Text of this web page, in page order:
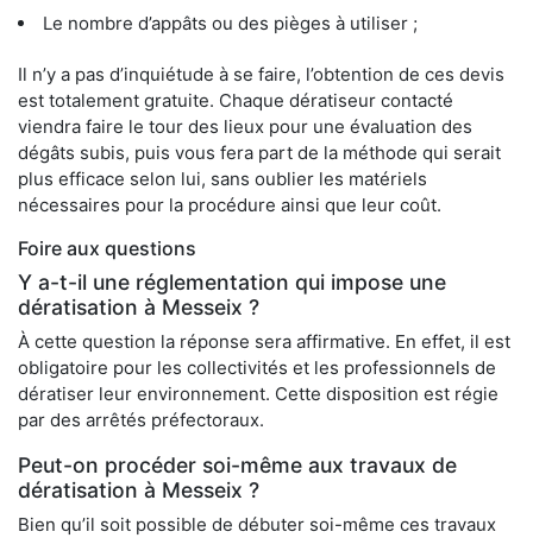
Le nombre d’appâts ou des pièges à utiliser ;
Il n’y a pas d’inquiétude à se faire, l’obtention de ces devis
est totalement gratuite. Chaque dératiseur contacté
viendra faire le tour des lieux pour une évaluation des
dégâts subis, puis vous fera part de la méthode qui serait
plus efficace selon lui, sans oublier les matériels
nécessaires pour la procédure ainsi que leur coût.
Foire aux questions
Y a-t-il une réglementation qui impose une
dératisation à Messeix ?
À cette question la réponse sera affirmative. En effet, il est
obligatoire pour les collectivités et les professionnels de
dératiser leur environnement. Cette disposition est régie
par des arrêtés préfectoraux.
Peut-on procéder soi-même aux travaux de
dératisation à Messeix ?
Bien qu’il soit possible de débuter soi-même ces travaux